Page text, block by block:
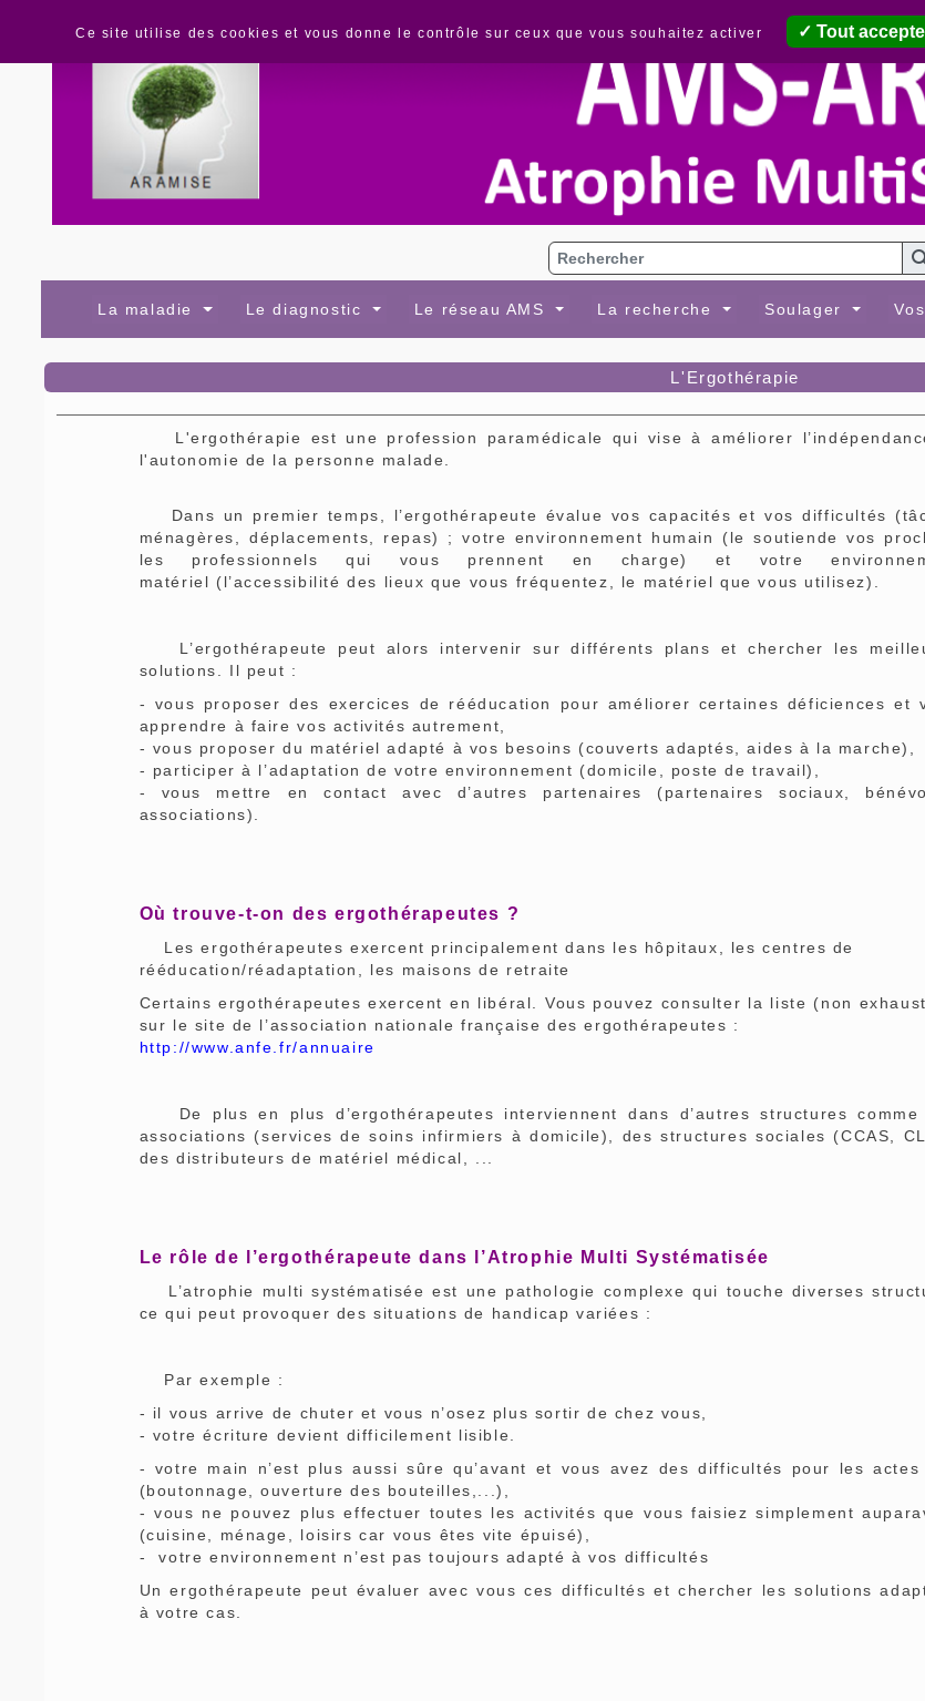
La maladie Le diagnostic Le réseau AMS La recherche Soulager
L'Ergothérapie
L'ergothérapie est une profession paramédicale qui vise à améliorer
l'autonomie de la personne malade.
Dans un premier temps, l’ergothérapeute évalue vos capacités et vos difficultés
ménagères, déplacements, repas) ; votre environnement humain (le soutiende vos
les professionnels qui vous prennent en charge) et votre
matériel (l’accessibilité des lieux que vous fréquentez, le matériel que vous utilisez).
L’ergothérapeute peut alors intervenir sur différents plans et chercher les
solutions. Il peut :
- vous proposer des exercices de rééducation pour améliorer certaines déficiences et
apprendre à faire vos activités autrement,
- vous proposer du matériel adapté à vos besoins (couverts adaptés, aides à la marche),
- participer à l’adaptation de votre environnement (domicile, poste de travail),
- vous mettre en contact avec d’autres partenaires (partenaires sociaux,
associations).
Où trouve-t-on des ergothérapeutes ?
Les ergothérapeutes exercent principalement dans les hôpitaux, les centres de
rééducation/réadaptation, les maisons de retraite
Certains ergothérapeutes exercent en libéral. Vous pouvez consulter la liste (non
sur le site de l’association nationale française des ergothérapeutes :
http://www.anfe.fr/annuaire
De plus en plus d’ergothérapeutes interviennent dans d’autres structures comme
associations (services de soins infirmiers à domicile), des structures sociales (CCAS,
des distributeurs de matériel médical, ...
Le rôle de l’ergothérapeute dans l’Atrophie Multi Systématisée
L’atrophie multi systématisée est une pathologie complexe qui touche diverses
ce qui peut provoquer des situations de handicap variées :
Par exemple :
- il vous arrive de chuter et vous n’osez plus sortir de chez vous,
- votre écriture devient difficilement lisible.
- votre main n’est plus aussi sûre qu’avant et vous avez des difficultés pour les actes
(boutonnage, ouverture des bouteilles,...),
- vous ne pouvez plus effectuer toutes les activités que vous faisiez simplement
(cuisine, ménage, loisirs car vous êtes vite épuisé),
- votre environnement n’est pas toujours adapté à vos difficultés
Un ergothérapeute peut évaluer avec vous ces difficultés et chercher les solutions
à votre cas.
Ce site utilise des cookies et vous donne le contrôle sur ceux que vous souhaitez activer Tout